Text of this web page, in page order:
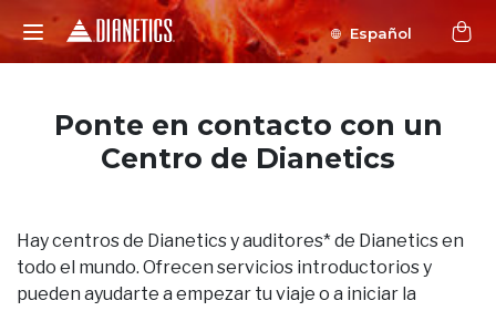
Español
Ponte en contacto con un
Centro de Dianetics
Hay centros de Dianetics y auditores* de Dianetics en
todo el mundo. Ofrecen servicios introductorios y
pueden ayudarte a empezar tu viaje o a iniciar la